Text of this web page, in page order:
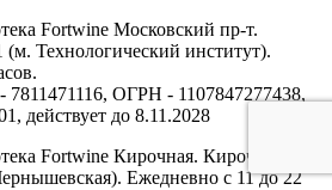
Fortwine Московский пр-т.
Технологический институт).
ОГРН - 1107847277438,
действует до 8.11.2028
Fortwine Кирочная. Кирочная ул,
Ежедневно с 11 до 22